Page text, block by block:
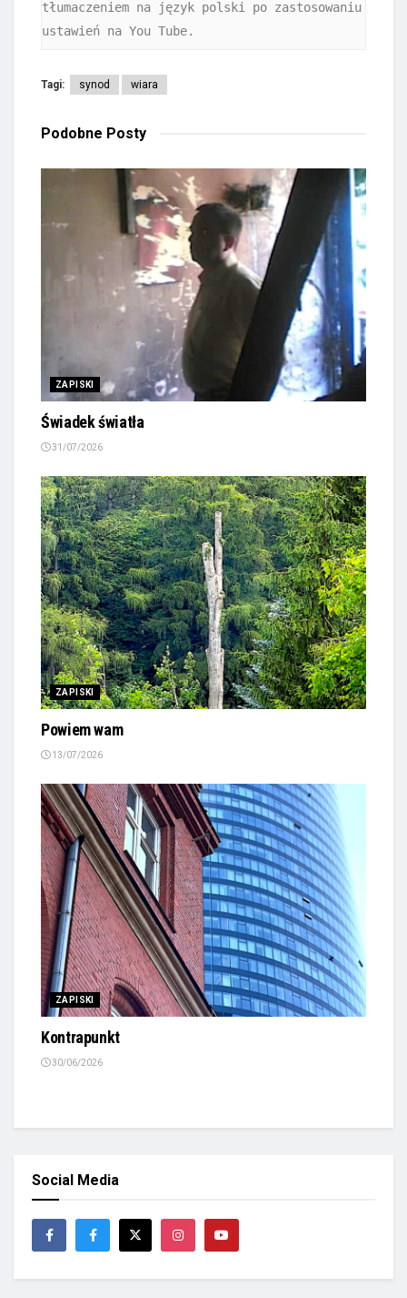
tłumaczeniem na język polski po zastosowaniu
ustawień na You Tube.
Tagi: synod wiara
Podobne Posty
ZAPISKI
Świadek światła
31/07/2026
ZAPISKI
Powiem wam
13/07/2026
ZAPISKI
Kontrapunkt
30/06/2026
Social Media